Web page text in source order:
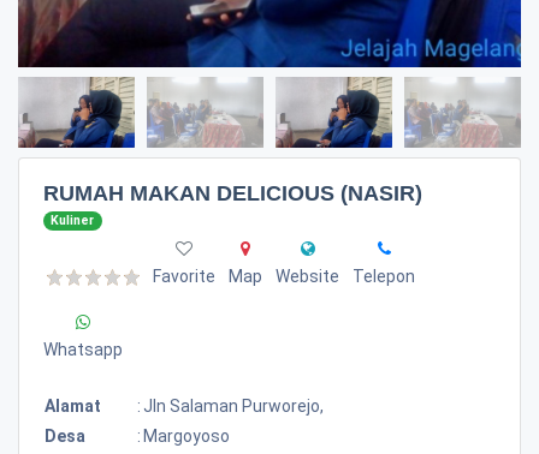
RUMAH MAKAN DELICIOUS (NASIR)
Kuliner
Favorite Map Website Telepon
Whatsapp
Alamat : Jln Salaman Purworejo,
Desa
: Margoyoso